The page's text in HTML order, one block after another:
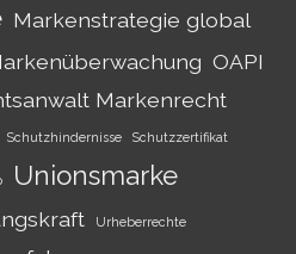
Markenstrategie global
OAPI
Markenrecht
Schutzhindernisse Schutzzertifikat
Unionsmarke
Urheberrechte